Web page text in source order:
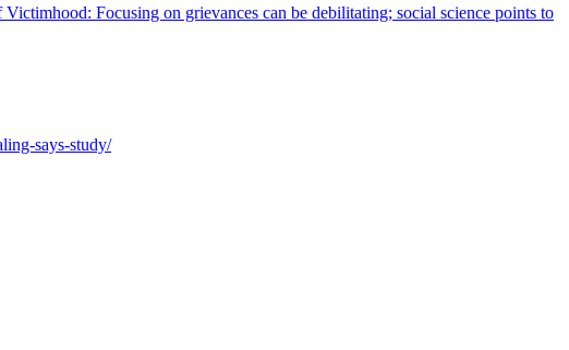
Focusing on grievances can be debilitating; social science points to
says-study/